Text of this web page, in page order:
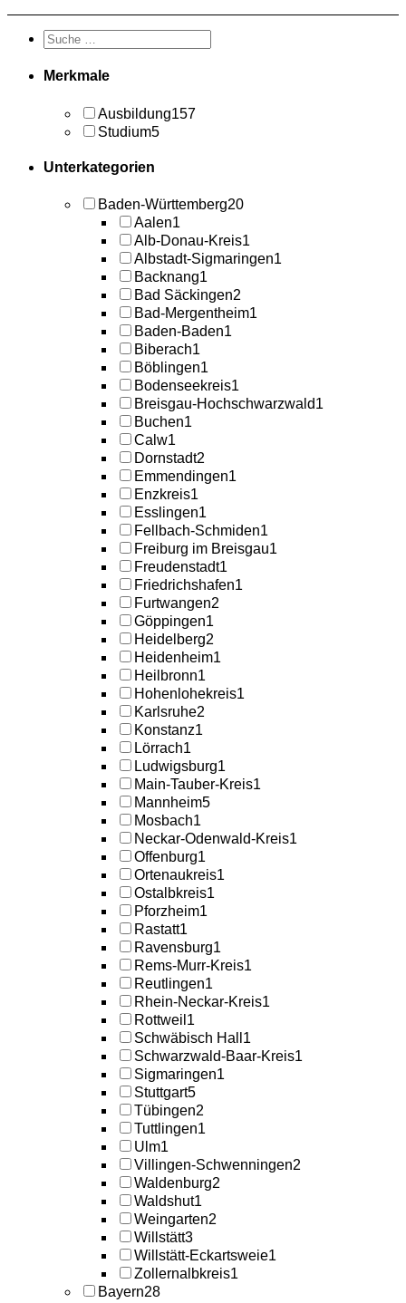
Merkmale
Ausbildung157
Studium5
Unterkategorien
Baden-Württemberg20
Aalen1
Alb-Donau-Kreis1
Albstadt-Sigmaringen1
Backnang1
Bad Säckingen2
Bad-Mergentheim1
Baden-Baden1
Biberach1
Böblingen1
Bodenseekreis1
Breisgau-Hochschwarzwald1
Buchen1
Calw1
Dornstadt2
Emmendingen1
Enzkreis1
Esslingen1
Fellbach-Schmiden1
Freiburg im Breisgau1
Freudenstadt1
Friedrichshafen1
Furtwangen2
Göppingen1
Heidelberg2
Heidenheim1
Heilbronn1
Hohenlohekreis1
Karlsruhe2
Konstanz1
Lörrach1
Ludwigsburg1
Main-Tauber-Kreis1
Mannheim5
Mosbach1
Neckar-Odenwald-Kreis1
Offenburg1
Ortenaukreis1
Ostalbkreis1
Pforzheim1
Rastatt1
Ravensburg1
Rems-Murr-Kreis1
Reutlingen1
Rhein-Neckar-Kreis1
Rottweil 1
Schwäbisch Hall 1
Schwarzwald-Baar-Kreis1
Sigmaringen1
Stuttgart5
Tübingen2
Tuttlingen1
Ulm1
Villingen-Schwenningen2
Waldenburg2
Waldshut1
Weingarten2
Willstätt3
Willstätt-Eckartsweie1
Zollernalbkreis1
Bayern28